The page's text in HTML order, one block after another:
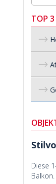
TOP 3
Diese